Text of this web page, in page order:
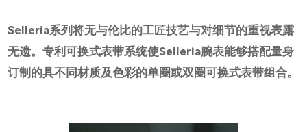
Selleria系列将无与伦比的工匠技艺与对细节的重视表露
无遗。专利可换式表带系统使Selleria腕表能够搭配量身
订制的具不同材质及色彩的单圈或双圈可换式表带组合。